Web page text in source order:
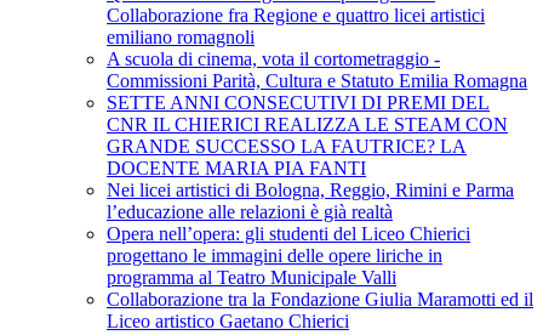
Collaborazione fra Regione e quattro licei artistici
emiliano romagnoli
A scuola di cinema, vota il cortometraggio -
Commissioni Parità, Cultura e Statuto Emilia Romagna
SETTE ANNI CONSECUTIVI DI PREMI DEL
CNR IL CHIERICI REALIZZA LE STEAM CON
GRANDE SUCCESSO LA FAUTRICE? LA
DOCENTE MARIA PIA FANTI
Nei licei artistici di Bologna, Reggio, Rimini e Parma
l’educazione alle relazioni è già realtà
Opera nell’opera: gli studenti del Liceo Chierici
progettano le immagini delle opere liriche in
programma al Teatro Municipale Valli
Collaborazione tra la Fondazione Giulia Maramotti ed il
Liceo artistico Gaetano Chierici